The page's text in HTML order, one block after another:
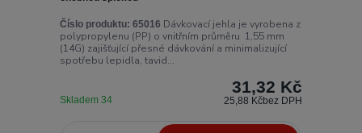
Číslo produktu: 65016 Dávkovací jehla je vyrobena z
polypropylenu (PP) o vnitřním průměru 1,55 mm
(14G) zajišťující přesné dávkování a minimalizující
spotřebu lepidla, tavid...
31,32 Kč
25,88 Kčbez DPH
Skladem 34